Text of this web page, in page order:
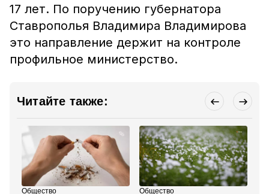
17 лет. По поручению губернатора
Ставрополья Владимира Владимирова
это направление держит на контроле
профильное министерство.
Читайте также:
Общество Общество